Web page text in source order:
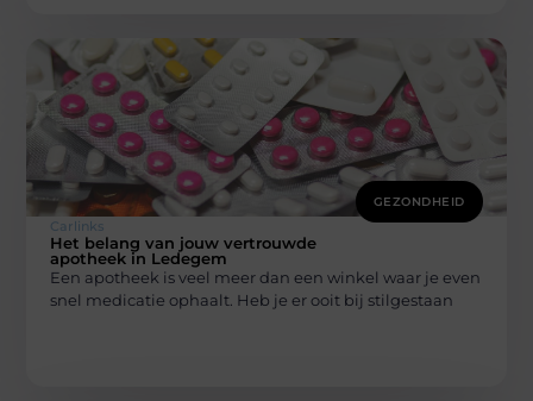
GEZONDHEID
Carlinks
Het belang van jouw vertrouwde
apotheek in Ledegem
Een apotheek is veel meer dan een winkel waar je even
snel medicatie ophaalt. Heb je er ooit bij stilgestaan